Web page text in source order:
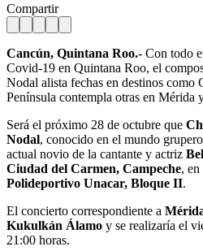
Compartir
Cancún, Quintana Roo.- Con todo
Covid-19 en Quintana Roo, el
Nodal alista fechas en destinos como
Península contempla otras en Mérida
Será el próximo 28 de octubre que
Nodal, conocido en el mundo
actual novio de la cantante y actriz
Ciudad del Carmen, Campeche, en
Polideportivo Unacar, Bloque II.
El concierto correspondiente a
Kukulkán Álamo y se realizaría el
21:00 horas.